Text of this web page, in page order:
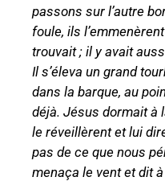
passons sur l’autre
foule, ils
trouvait ; il y avait
Il s’éleva un grand
dans la barque, au
déjà. Jésus dormait à
le réveillèrent et lui
pas de ce que nous
menaça le vent et dit